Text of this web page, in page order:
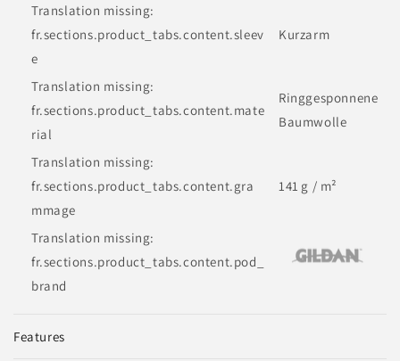
Translation missing:
fr.sections.product_tabs.content.sleev
e
Kurzarm
Translation missing:
fr.sections.product_tabs.content.mate
rial
Ringgesponnene
Baumwolle
Translation missing:
fr.sections.product_tabs.content.gra
mmage
141 g / m²
Translation missing:
fr.sections.product_tabs.content.pod_
brand
Features